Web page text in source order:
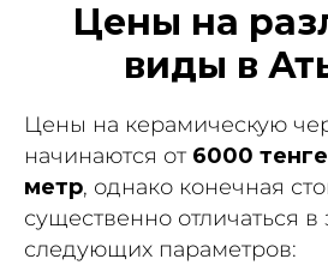
Цены на
виды в
Цены на керамическую
начинаются от 6000
метр, однако конечная
существенно отличаться в
следующих параметров: